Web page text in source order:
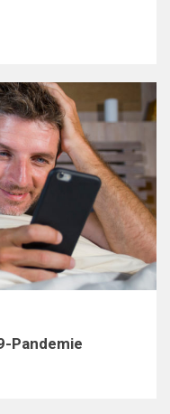
Pandemie